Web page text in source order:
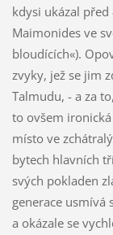
kdysi ukázal
Maimonides ve
bloudících«).
zvyky, jež se jim
Talmudu, - a za
to ovšem
místo ve
bytech hlavních
svých pokladen
generace usmívá
a okázale se